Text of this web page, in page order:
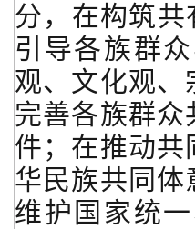
分，在构筑共
引导各族群
观、文化观
完善各族群
件；在推动
华民族共同
维护国家统